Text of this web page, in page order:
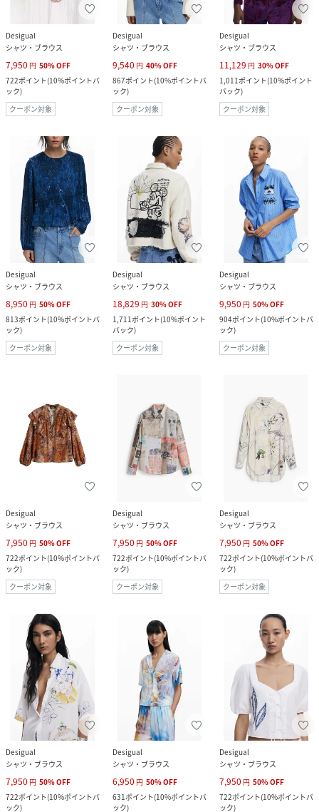
Desigual
シャツ・ブラウス
7,950 円 50%OFF
722ポイント(10%ポイントバ
ック)
クーポン対象
Desigual
シャツ・ブラウス
9,540 円 40%OFF
867ポイント(10%ポイントバ
ック)
クーポン対象
Desigual
シャツ・ブラウス
11,129 円 30%OFF
1,011ポイント(10%ポイント
バック)
クーポン対象
Desigual
シャツ・ブラウス
8,950 円 50%OFF
813ポイント(10%ポイントバ
ック)
クーポン対象
Desigual
シャツ・ブラウス
18,829 円 30%OFF
1,711ポイント(10%ポイント
バック)
クーポン対象
Desigual
シャツ・ブラウス
9,950 円 50%OFF
904ポイント(10%ポイントバ
ック)
クーポン対象
Desigual
シャツ・ブラウス
7,950 円 50%OFF
722ポイント(10%ポイントバ
ック)
クーポン対象
Desigual
シャツ・ブラウス
7,950 円 50%OFF
722ポイント(10%ポイントバ
ック)
クーポン対象
Desigual
シャツ・ブラウス
7,950 円 50%OFF
722ポイント(10%ポイントバ
ック)
クーポン対象
Desigual
シャツ・ブラウス
7,950 円 50%OFF
722ポイント(10%ポイントバ
ック)
Desigual
シャツ・ブラウス
6,950 円 50%OFF
631ポイント(10%ポイントバ
ック)
Desigual
シャツ・ブラウス
7,950 円 50%OFF
722ポイント(10%ポイントバ
ック)